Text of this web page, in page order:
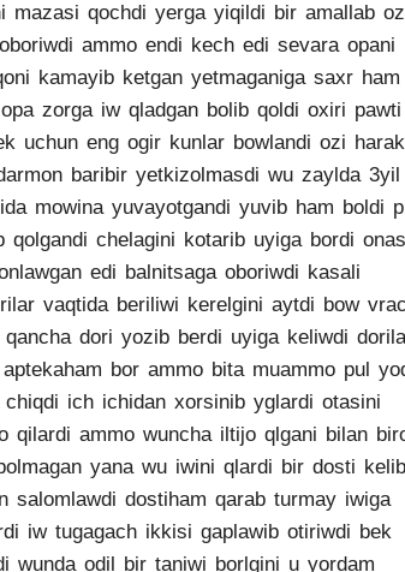
mazasi qochdi yerga yiqildi bir amallab
ammo endi kech edi sevara opani
kamayib ketgan yetmaganiga saxr ham
zorga iw qladgan bolib qoldi oxiri
uchun eng ogir kunlar bowlandi ozi
baribir yetkizolmasdi wu zaylda
mowina yuvayotgandi yuvib ham boldi
qolgandi chelagini kotarib uyiga bordi
edi balnitsaga oboriwdi kasali
vaqtida beriliwi kerelgini aytdi bow
dori yozib berdi uyiga keliwdi
bor ammo bita muammo pul
ich ichidan xorsinib yglardi otasini
qilardi ammo wuncha iltijo qlgani bilan
yana wu iwini qlardi bir dosti kelib
salomlawdi dostiham qarab turmay iwiga
iw tugagach ikkisi gaplawib otiriwdi bek
wunda odil bir taniwi borlgini u yordam